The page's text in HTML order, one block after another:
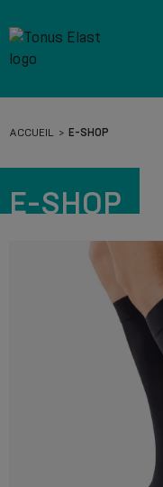
ACCUEIL E-SHOP
E-SHOP